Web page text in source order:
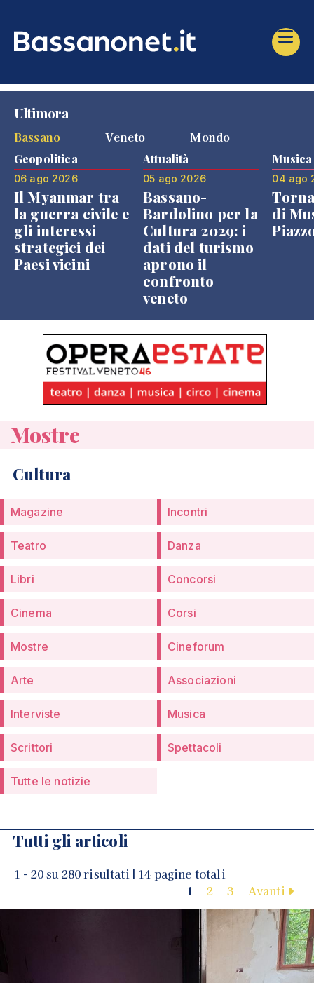
Ultimora
Bassano
Veneto Mondo
Geopolitica
06 ago 2026
Il Myanmar tra
la guerra civile e
gli interessi
strategici dei
Paesi vicini
Attualità
05 ago 2026
Bassano-
Bardolino per la
Cultura 2029: i
dati del turismo
aprono il
confronto
veneto
Musica
04 ago
di
Mostre
Cultura
Magazine Incontri
Teatro Danza
Libri Concorsi
Cinema Corsi
Mostre Cineforum
Arte Associazioni
Interviste Musica
Scrittori Spettacoli
Tutte le notizie
Tutti gli articoli
1 - 20 su 280 risultati | 14 pagine totali
1
2 3 Avanti